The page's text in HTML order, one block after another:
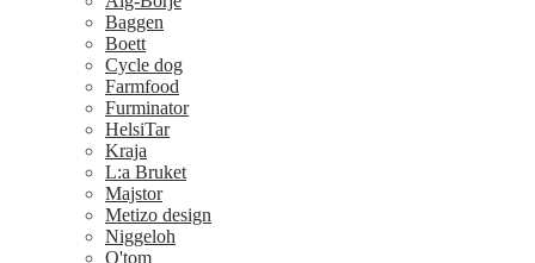
Baggen
Boett
Cycle dog
Farmfood
Furminator
HelsiTar
Kraja
L:a Bruket
Majstor
Metizo design
Niggeloh
O'tom